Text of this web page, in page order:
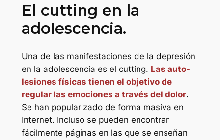
El cutting en la
adolescencia.
Una de las manifestaciones de la depresión
en la adolescencia es el cutting. Las auto-
lesiones físicas tienen el objetivo de
regular las emociones a través del dolor.
Se han popularizado de forma masiva en
Internet. Incluso se pueden encontrar
fácilmente páginas en las que se enseñan